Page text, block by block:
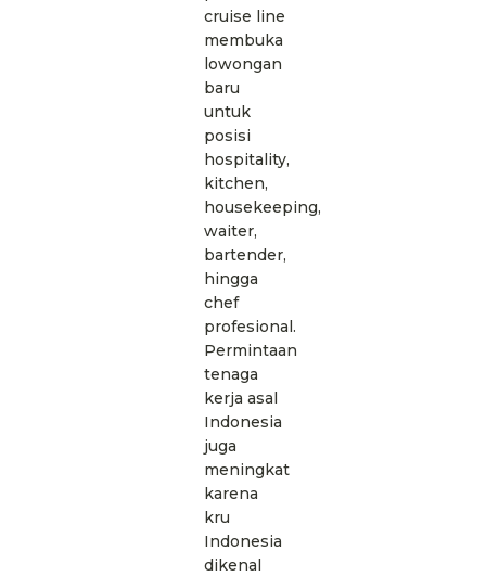
cruise line
membuka
lowongan
baru
untuk
posisi
hospitality,
kitchen,
housekeeping,
waiter,
bartender,
hingga
chef
profesional.
Permintaan
tenaga
kerja asal
Indonesia
juga
meningkat
karena
kru
Indonesia
dikenal